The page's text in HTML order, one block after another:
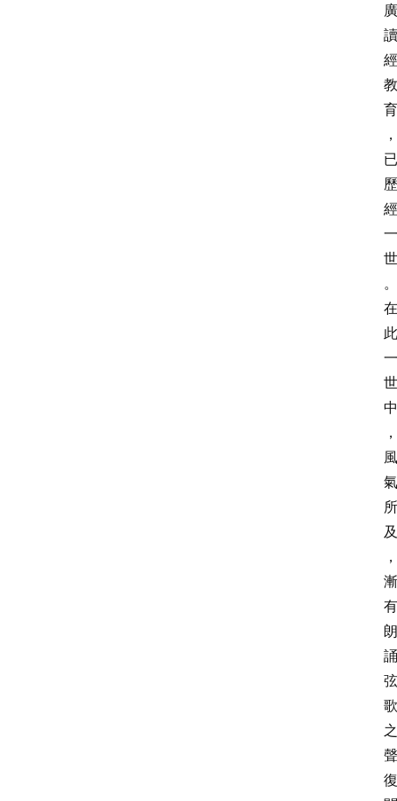
廣
讀
經
教
育
，
已
歷
經
一
世
。
在
此
一
世
中
，
風
氣
所
及
，
漸
有
朗
誦
弦
歌
之
聲
復